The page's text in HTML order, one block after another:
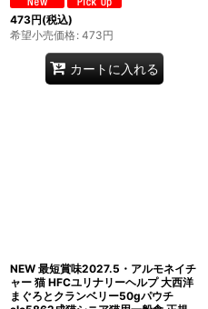
473円(税込)
希望小売価格: 473円
カートに入れる
NEW 最短賞味2027.5・アルモネイチ
ャー 猫 HFCユリナリーヘルプ 大西洋
まぐろとクランベリー50gパウチ